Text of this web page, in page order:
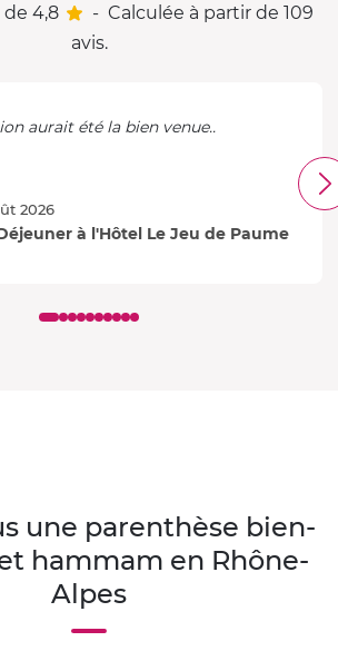
4,8 - Calculée à partir de 109
avis.
aurait été la bien venue..
2026
à l'Hôtel Le Jeu de Paume
une parenthèse bien-
hammam en Rhône-
Alpes